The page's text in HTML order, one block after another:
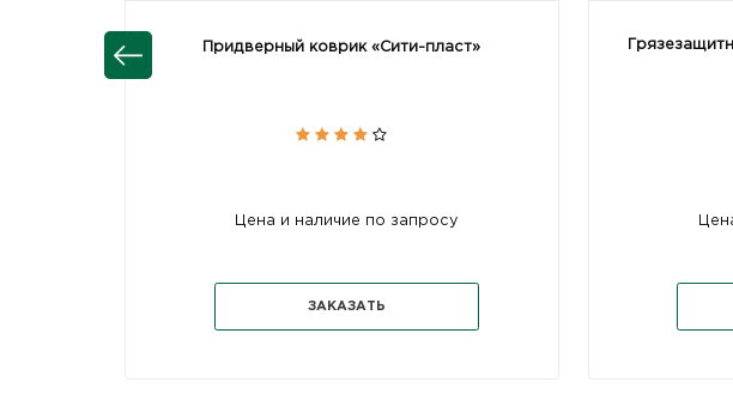
Придверный коврик «Сити-пласт»
Цена и наличие по запросу
ЗАКАЗАТЬ